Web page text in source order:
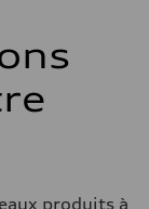
produits à